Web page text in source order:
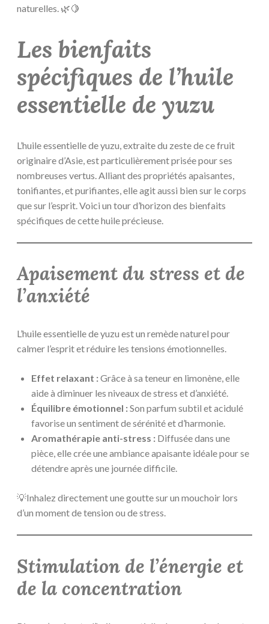
naturelles. 🌿🍋
Les bienfaits
spécifiques de l’huile
essentielle de yuzu
L’huile essentielle de yuzu, extraite du zeste de ce fruit
originaire d’Asie, est particulièrement prisée pour ses
nombreuses vertus. Alliant des propriétés apaisantes,
tonifiantes, et purifiantes, elle agit aussi bien sur le corps
que sur l’esprit. Voici un tour d’horizon des bienfaits
spécifiques de cette huile précieuse.
Apaisement du stress et de
l’anxiété
L’huile essentielle de yuzu est un remède naturel pour
calmer l’esprit et réduire les tensions émotionnelles.
Effet relaxant :Grâce à sa teneur en limonène, elle
aide à diminuer les niveaux de stress et d’anxiété.
Équilibre émotionnel :Son parfum subtil et acidulé
favorise un sentiment de sérénité et d’harmonie.
Aromathérapie anti-stress : Diffusée dans une
pièce, elle crée une ambiance apaisante idéale pour se
détendre après une journée difficile.
💡Inhalez directement une goutte sur un mouchoir lors
d’un moment de tension ou de stress.
Stimulation de l’énergie et
de la concentration